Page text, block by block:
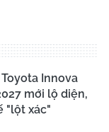
Toyota Innova
mới lộ diện,
"lột xác"